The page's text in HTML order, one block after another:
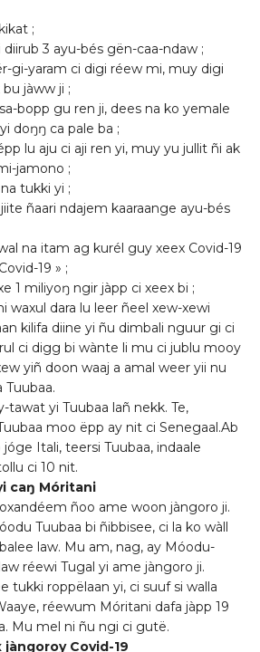
;
3 ayu-bés gën-caa-ndaw ;
gi-yaram ci digi réew mi, muy digi
jàww ji ;
bopp gu ren ji, dees na ko yemale
doŋŋ ca pale ba ;
lu aju ci aji ren yi, muy yu jullit ñi ak
jamono ;
tukki yi ;
ñaari ndajem kaaraange ayu-bés
na itam ag kurél guy xeex Covid-19
19 » ;
1 miliyoŋ ngir jàpp ci xeex bi ;
waxul dara lu leer ñeel xew-xewi
kilifa diine yi ñu dimbali nguur gi ci
ci digg bi wànte li mu ci jublu mooy
yiñ doon waaj a amal weer yii nu
Tuubaa.
tawat yi Tuubaa lañ nekk. Te,
moo ëpp ay nit ci Senegaal.Ab
Itali, teersi Tuubaa, indaale
ci 10 nit.
caŋ Móritani
ñoo ame woon jàngoro ji.
Tuubaa bi ñibbisee, ci la ko wàll
law. Mu am, nag, ay Móodu-
réewi Tugal yi ame jàngoro ji.
tukki roppëlaan yi, ci suuf si walla
réewum Móritani dafa jàpp 19
Mu mel ni ñu ngi ci gutë.
Covid-19